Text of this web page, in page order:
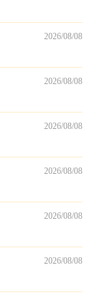
2026/08/08
2026/08/08
2026/08/08
2026/08/08
2026/08/08
2026/08/08